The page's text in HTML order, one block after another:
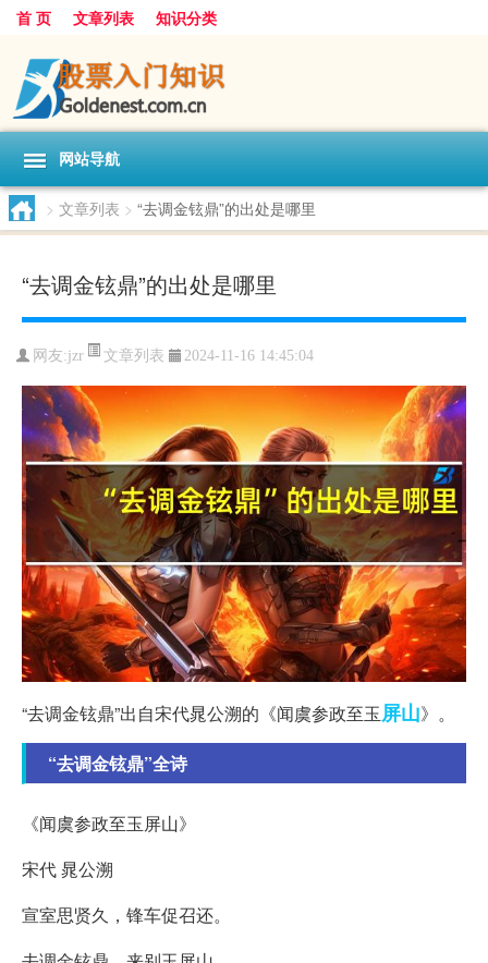
首 页 文章列表 知识分类
网站导航
> 文章列表 > “去调金铉鼎”的出处是哪里
“去调金铉鼎”的出处是哪里
网友:jzr 文章列表 2024-11-16 14:45:04
“去调金铉鼎”出自宋代晁公溯的《闻虞参政至玉屏山》。
“去调金铉鼎”全诗
《闻虞参政至玉屏山》
宋代 晁公溯
宣室思贤久，锋车促召还。